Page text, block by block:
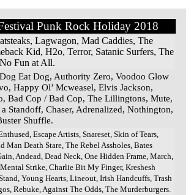
Punk Rock Holiday 2018
Lagwagon, Mad Caddies, The
Kid, H2o, Terror, Satanic Surfers, The
Fun at All.
Eat Dog, Authority Zero, Voodoo Glow
Happy Ol’ Mcweasel, Elvis Jackson,
Bad Cop / Bad Cop, The Lillingtons, Mute,
Standoff, Chaser, Adrenalized, Nothington,
Shuffle.
Escape Artists, Snareset, Skin of Tears,
Man Death Stare, The Rebel Assholes, Bates
Andead, Dead Neck, One Hidden Frame, March,
Strike, Charlie Bit My Finger, Kreshesh
Young Hearts, Lineout, Irish Handcuffs, Trash
Rebuke, Against The Odds, The Murderburgers.